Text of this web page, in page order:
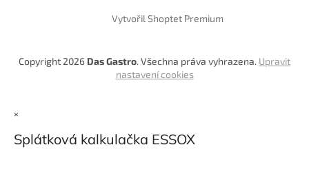
Vytvořil Shoptet Premium
Copyright 2026 Das Gastro. Všechna práva vyhrazena. Upravit
nastavení cookies
×
Splátková kalkulačka ESSOX